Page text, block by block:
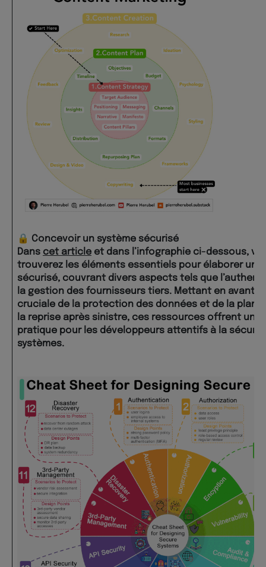
🔒 Concevoir un système sécurisé
Dans cet article et dans l’infographie ci-dessous,
trouverez les éléments essentiels pour élaborer un
sécurisé, couvrant divers aspects tels que
la gestion des fournisseurs tiers. Mettant en avant
cruciale de la protection des données et de la
la reprise après sinistre, ces ressources offrent un
pratique pour les développeurs attentifs à la
systèmes.